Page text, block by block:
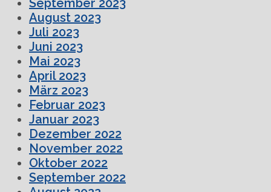
August 2023
Juli 2023
Juni 2023
Mai 2023
April 2023
März 2023
Februar 2023
Januar 2023
Dezember 2022
November 2022
Oktober 2022
September 2022